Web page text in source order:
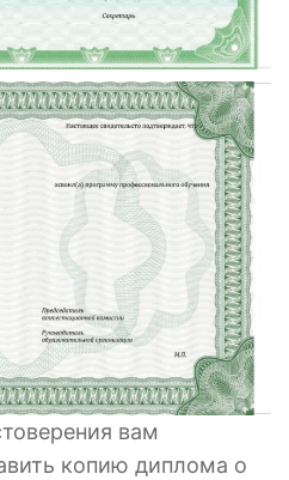
вам
копию диплома о